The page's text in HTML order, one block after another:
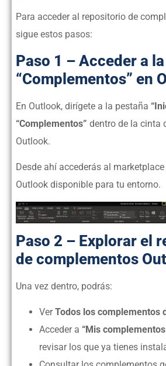
Para acceder al repositorio de
sigue estos pasos:
Paso 1 – Acceder a
“Complementos” en
En Outlook, dirígete a la pestaña
“Complementos” dentro de la cinta
Outlook.
Desde ahí accederás al
Outlook disponible para tu entorno.
Paso 2 – Explorar el
de complementos
Una vez dentro, podrás:
VerTodos los complementos
Acceder a “Mis
revisar los que ya tienes